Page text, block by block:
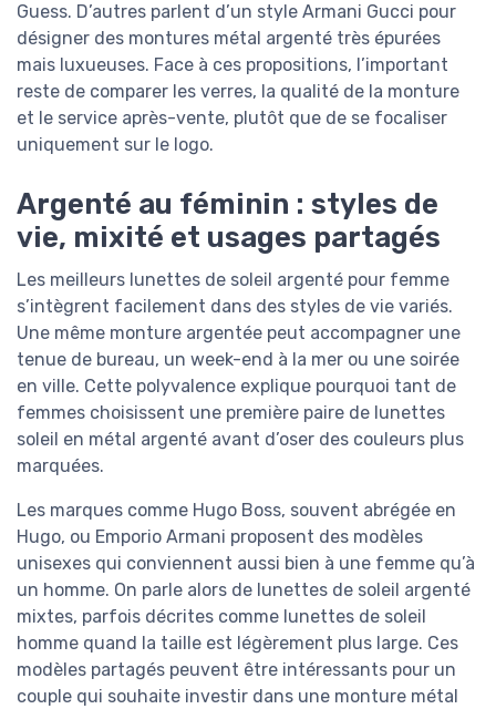
Guess. D’autres parlent d’un style Armani Gucci pour
désigner des montures métal argenté très épurées
mais luxueuses. Face à ces propositions, l’important
reste de comparer les verres, la qualité de la monture
et le service après-vente, plutôt que de se focaliser
uniquement sur le logo.
Argenté au féminin : styles de
vie, mixité et usages partagés
Les meilleurs lunettes de soleil argenté pour femme
s’intègrent facilement dans des styles de vie variés.
Une même monture argentée peut accompagner une
tenue de bureau, un week-end à la mer ou une soirée
en ville. Cette polyvalence explique pourquoi tant de
femmes choisissent une première paire de lunettes
soleil en métal argenté avant d’oser des couleurs plus
marquées.
Les marques comme Hugo Boss, souvent abrégée en
Hugo, ou Emporio Armani proposent des modèles
unisexes qui conviennent aussi bien à une femme qu’à
un homme. On parle alors de lunettes de soleil argenté
mixtes, parfois décrites comme lunettes de soleil
homme quand la taille est légèrement plus large. Ces
modèles partagés peuvent être intéressants pour un
couple qui souhaite investir dans une monture métal